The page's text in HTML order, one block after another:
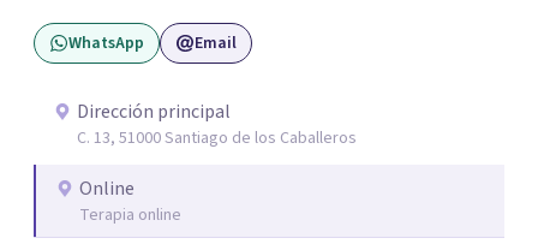
claridad y bienestar emocional, en un espacio donde
puedas expresarte con libertad y sin juicios. Trabajo con
sus propios retos. Por eso, mi enfoque es cálido,
empático y adaptado a tus necesidades, para que juntos
podamos avanzar paso a paso hacia una versión más
tranquila y segura de ti. 💻 Si estás buscando un espacio
para comenzar a sanar y crecer, la terapia online puede
WhatsApp Email
Dirección principal
C. 13, 51000 Santiago de los Caballeros
Online
Terapia online